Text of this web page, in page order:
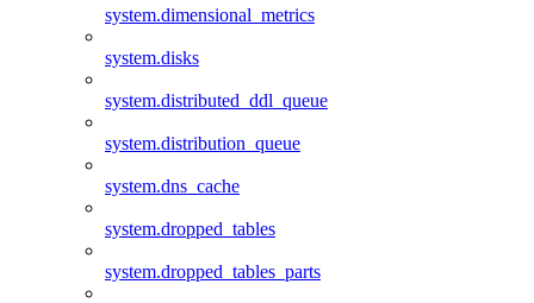
system.dimensional_metrics
system.disks
system.distributed_ddl_queue
system.distribution_queue
system.dns_cache
system.dropped_tables
system.dropped_tables_parts